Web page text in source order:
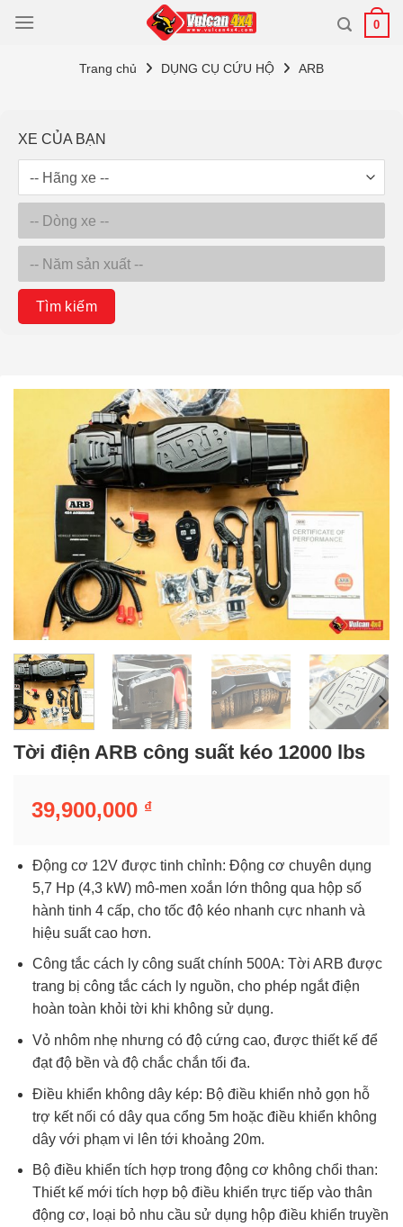
qua
0
Trang chủ DỤNG CỤ CỨU HỘ ARB
XE CỦA BẠN
Tìm kiếm
Tời điện ARB công suất kéo 12000 lbs
39,900,000 ₫
Động cơ 12V được tinh chỉnh: Động cơ chuyên dụng
5,7 Hp (4,3 kW) mô-men xoắn lớn thông qua hộp số
hành tinh 4 cấp, cho tốc độ kéo nhanh cực nhanh và
hiệu suất cao hơn.
Công tắc cách ly công suất chính 500A: Tời ARB được
trang bị công tắc cách ly nguồn, cho phép ngắt điện
hoàn toàn khỏi tời khi không sử dụng.
Vỏ nhôm nhẹ nhưng có độ cứng cao, được thiết kế để
đạt độ bền và độ chắc chắn tối đa.
Điều khiển không dây kép: Bộ điều khiển nhỏ gọn hỗ
trợ kết nối có dây qua cổng 5m hoặc điều khiển không
dây với phạm vi lên tới khoảng 20m.
Bộ điều khiển tích hợp trong động cơ không chổi than:
Thiết kế mới tích hợp bộ điều khiển trực tiếp vào thân
động cơ, loại bỏ nhu cầu sử dụng hộp điều khiển truyền